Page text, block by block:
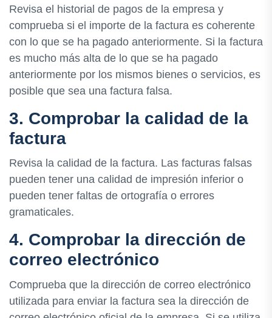
Revisa el historial de pagos de la empresa y
comprueba si el importe de la factura es coherente
con lo que se ha pagado anteriormente. Si la factura
es mucho más alta de lo que se ha pagado
anteriormente por los mismos bienes o servicios, es
posible que sea una factura falsa.
3. Comprobar la calidad de la
factura
Revisa la calidad de la factura. Las facturas falsas
pueden tener una calidad de impresión inferior o
pueden tener faltas de ortografía o errores
gramaticales.
4. Comprobar la dirección de
correo electrónico
Comprueba que la dirección de correo electrónico
utilizada para enviar la factura sea la dirección de